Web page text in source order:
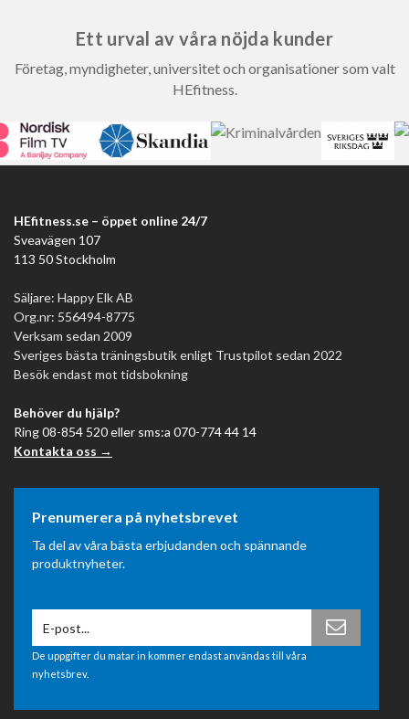
Ett urval av våra nöjda kunder
Företag, myndigheter, universitet och organisationer som valt
HEfitness.
HEfitness.se – öppet online 24/7
Sveavägen 107
113 50 Stockholm
Säljare: Happy Elk AB
Org.nr: 556494-8775
Verksam sedan 2009
Sveriges bästa träningsbutik enligt Trustpilot sedan 2022
Besök endast mot tidsbokning
Behöver du hjälp?
Ring 08-854 520 eller sms:a 070-774 44 14
Kontakta oss →
Prenumerera på nyhetsbrevet
Ta del av våra bästa erbjudanden och spännande
produktnyheter.
De uppgifter du matar in kommer endast användas till våra
nyhetsbrev.